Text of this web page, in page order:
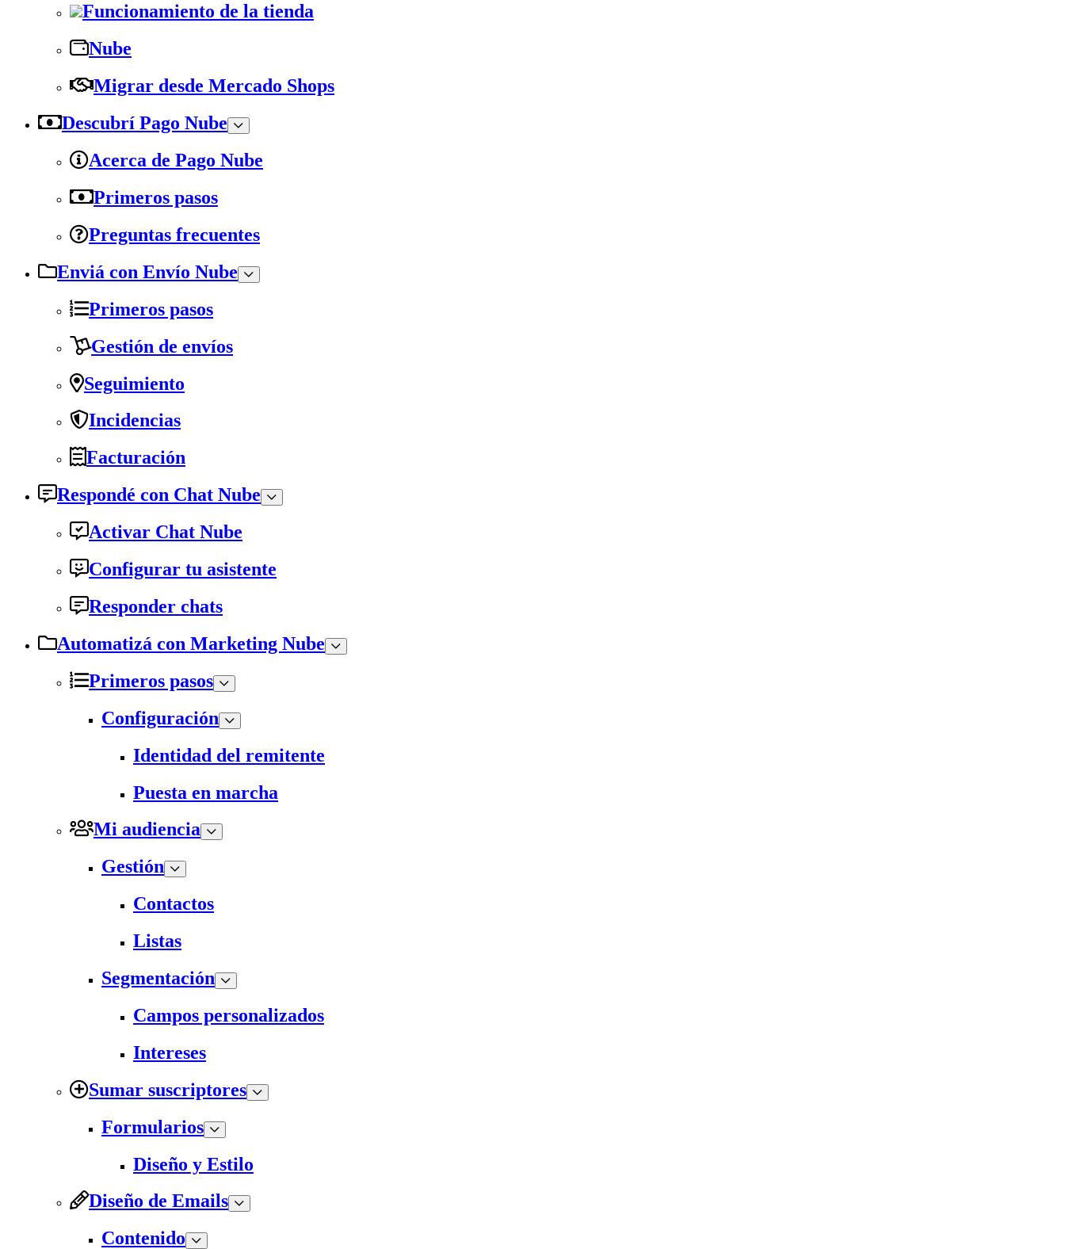
Funcionamiento de la tienda
Nube
Migrar desde Mercado Shops
Descubrí Pago Nube
Acerca de Pago Nube
Primeros pasos
Preguntas frecuentes
Enviá con Envío Nube
Primeros pasos
Gestión de envíos
Seguimiento
Incidencias
Facturación
Respondé con Chat Nube
Activar Chat Nube
Configurar tu asistente
Responder chats
Automatizá con Marketing Nube
Primeros pasos
Configuración
Identidad del remitente
Puesta en marcha
Mi audiencia
Gestión
Contactos
Listas
Segmentación
Campos personalizados
Intereses
Sumar suscriptores
Formularios
Diseño y Estilo
Diseño de Emails
Contenido